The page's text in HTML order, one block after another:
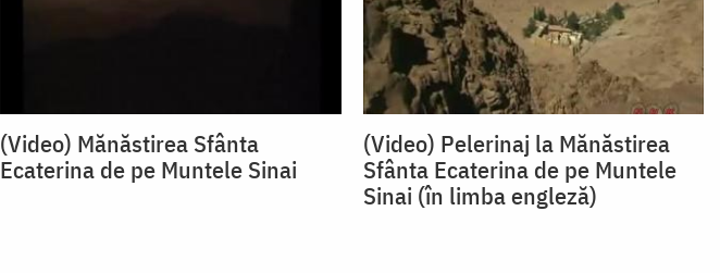
(Video) Mănăstirea Sfânta
Ecaterina de pe Muntele Sinai
(Video) Pelerinaj la Mănăstirea
Sfânta Ecaterina de pe Muntele
Sinai (în limba engleză)